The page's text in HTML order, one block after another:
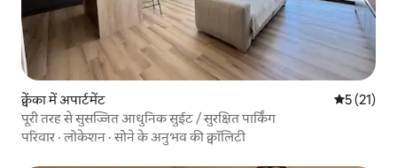
क्वेंका में अपार्टमेंट औसत रेटिंग
5 (21)
पूरी तरह से सुसज्जित आधुनिक सुईट / सुरक्षित पार्किंग
परिवार ·लोकेशन ·सोने के अनुभव की क्वॉलिटी